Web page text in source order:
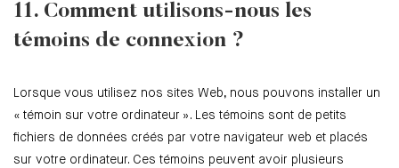
11. Comment utilisons-nous les
témoins de connexion ?
Lorsque vous utilisez nos sites Web, nous pouvons installer un
« témoin sur votre ordinateur ». Les témoins sont de petits
fichiers de données créés par votre navigateur web et placés
sur votre ordinateur. Ces témoins peuvent avoir plusieurs